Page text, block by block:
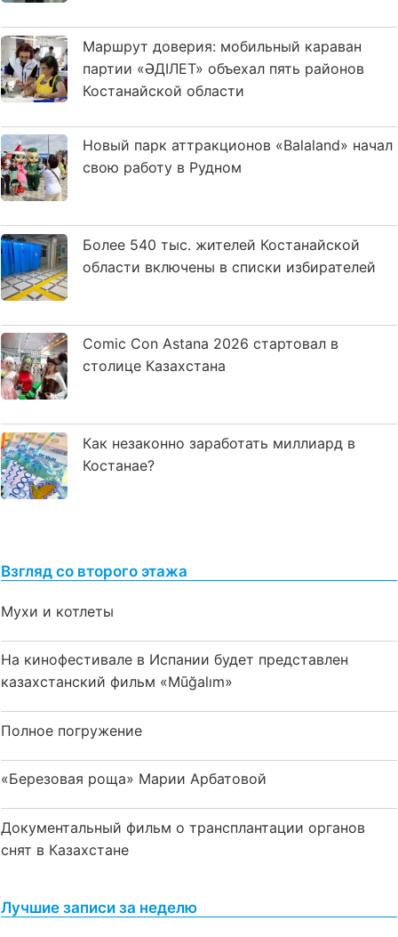
Маршрут доверия: мобильный караван
партии «ӘДІЛЕТ» объехал пять районов
Костанайской области
Новый парк аттракционов «Balaland» начал
свою работу в Рудном
Более 540 тыс. жителей Костанайской
области включены в списки избирателей
Comic Con Astana 2026 стартовал в
столице Казахстана
Как незаконно заработать миллиард в
Костанае?
Взгляд со второго этажа
Мухи и котлеты
На кинофестивале в Испании будет представлен
казахстанский фильм «Mūğalım»
Полное погружение
«Березовая роща» Марии Арбатовой
Документальный фильм о трансплантации органов
снят в Казахстане
Лучшие записи за неделю